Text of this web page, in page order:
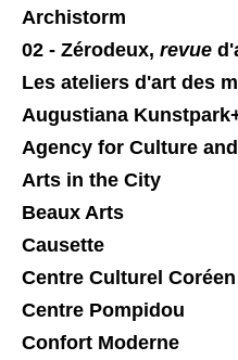
Archistorm
02 - Zérodeux, revue
Les ateliers d'art des
Augustiana
Agency for Culture
Arts in the City
Beaux Arts
Causette
Centre Culturel Coréen
Centre Pompidou
Confort Moderne